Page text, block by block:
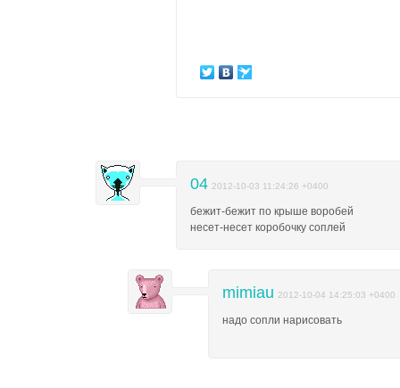
04 2012-10-03 11:24:26 +0400
бежит-бежит по крыше воробей
несет-несет коробочку соплей
mimiau 2012-10-04 14:25:03 +0400
надо сопли нарисовать